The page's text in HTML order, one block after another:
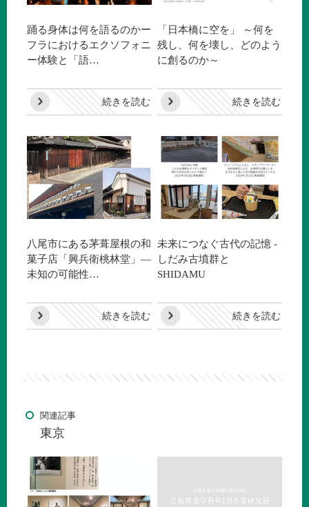
踊る身体は何を語るのかー
フラにおけるエクソフォニ
ー体験と「語…
続きを読む
「日本橋に空を」 ～何を
残し、何を壊し、どのよう
に創るのか～
続きを読む
八尾市にある茅葺屋根の和
菓子店「興兵衛桃林堂」―
未知の可能性…
続きを読む
未来につなぐ古代の記憶 -
しだみ古墳群と
SHIDAMU
続きを読む
関連記事
東京